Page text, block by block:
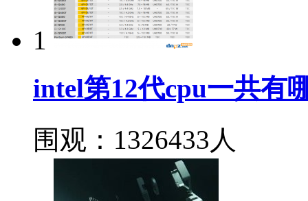
1
intel第12代cpu一共有
围观：1326433人